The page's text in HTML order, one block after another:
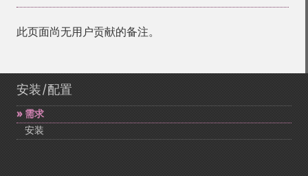
此页面尚无用户贡献的备注。
安装/配置
需求
安装